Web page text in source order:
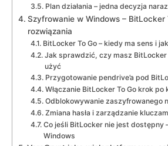
Plan działania – jedna decyzja naraz
Szyfrowanie w Windows – BitLocker
rozwiązania
BitLocker To Go – kiedy ma sens i
Jak sprawdzić, czy masz
użyć
Przygotowanie pendrive’a pod
Włączanie BitLocker To Go krok po
Odblokowywanie zaszyfrowanego
Zmiana hasła i zarządzanie
Co jeśli BitLocker nie jest dostępny
Windows